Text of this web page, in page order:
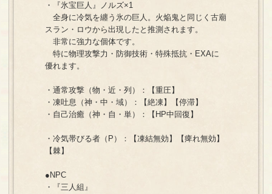
・『氷宝巨人』ノルズ×1
全身に冷気を纏う氷の巨人。火焔鬼と同じく古廟
スラン・ロウから出現したと推測されます。
非常に強力な個体です。
特に物理攻撃力・防御技術・特殊抵抗・EXAに
優れます。
・通常攻撃（物・近・列）：【重圧】
・凍吐息（神・中・域）：【絶凍】【停滞】
・自己治癒（神・自・単）：【HP中回復】
・冷気帯びる者（P）：【凍結無効】【痺れ無効】
【棘】
●NPC
・『三人組』